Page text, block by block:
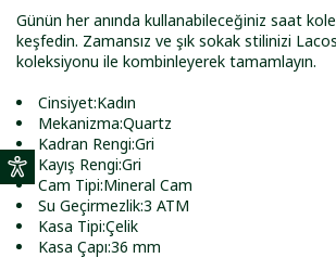
Günün her anında kullanabileceğiniz saat
keşfedin. Zamansız ve şık sokak stilinizi
koleksiyonu ile kombinleyerek tamamlayın.
Cinsiyet:Kadın
Mekanizma:Quartz
Kadran Rengi:Gri
Kayış Rengi:Gri
Cam Tipi:Mineral Cam
Su Geçirmezlik:3 ATM
Kasa Tipi:Çelik
Kasa Çapı:36 mm